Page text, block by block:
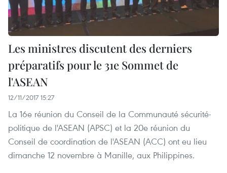
Les ministres discutent des derniers
préparatifs pour le 31e Sommet de
l'ASEAN
12/11/2017 15:27
La 16e réunion du Conseil de la Communauté sécurité-
politique de l'ASEAN (APSC) et la 20e réunion du
Conseil de coordination de l'ASEAN (ACC) ont eu lieu
dimanche 12 novembre à Manille, aux Philippines.